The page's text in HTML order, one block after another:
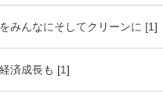
みんなにそしてクリーンに [1]
済成長も [1]